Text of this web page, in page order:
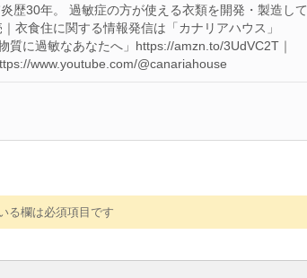
歴30年。 過敏症の方が使える衣類を開発・製造して
衣食住に関する情報発信は「カナリアハウス」
に過敏なあなたへ」https://amzn.to/3UdVC2T｜
www.youtube.com/@canariahouse
る欄は必須項目です